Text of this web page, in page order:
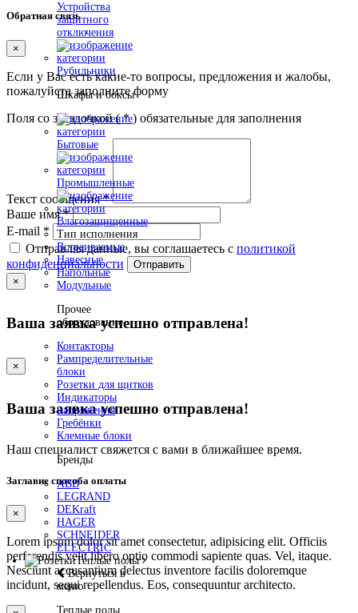
Устройства
защитного
отключения
Рубильники
Шкафы и боксы
Бытовые
Промышленные
Влагозащищенные
Тип исполнения
Встраиваемые
Навесные
Напольные
Модульные
Прочее
оборудование
Контакторы
Рампределительные
блоки
Розетки для щитков
Индикаторы
напряжения
Гребёнки
Клемные блоки
Бренды
ABB
LEGRAND
DEKraft
HAGER
SCHNEIDER
ELECTRIC
Теплые полы
Вернуться в
меню
Теплые полы
Обратная связь
×
Если у Вас есть какие-то вопросы, предложения и жалобы,
пожалуйста заполните форму
Поля со звездочкой (*) обязательные для заполнения
Текст сообщения*
Ваше имя*
E-mail *
Отправляя данные, вы соглашаетесь с политикой
конфиденциальности
Отправить
×
Ваша заявка успешно отправлена!
×
Ваша заявка успешно отправлена!
Наш специалист свяжется с вами в ближайшее время.
Заглавие способа оплаты
×
Lorem ipsum dolor sit amet consectetur, adipisicing elit. Officiis
perferendis velit libero optio commodi sapiente quas. Vel, itaque.
Nesciunt accusantium delectus inventore facilis doloremque
incidunt, sequi repellendus. Eos, consequuntur architecto.